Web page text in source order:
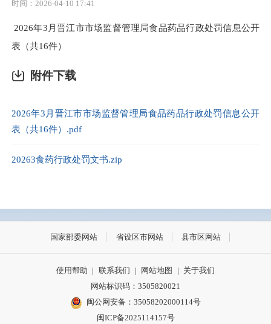
时间：2026-04-10 17:41
2026年3月晋江市市场监督管理局食品药品行政处罚信息公开
表（共16件）
附件下载
2026年3月晋江市市场监督管理局食品药品行政处罚信息公开
表（共16件）.pdf
20263食药行政处罚文书.zip
国家部委网站 省设区市网站 县市区网站
使用帮助 | 联系我们 | 网站地图 | 关于我们
网站标识码：3505820021
闽公网安备：35058202000114号
闽ICP备2025114157号